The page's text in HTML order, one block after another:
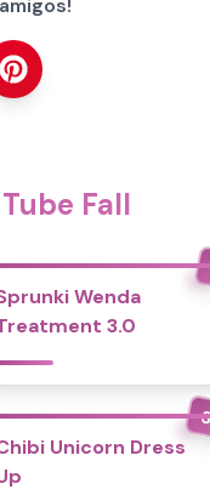
Fall
Wenda
3.0
Unicorn Dress